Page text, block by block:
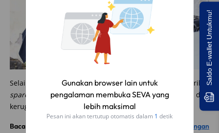
Selain memantau kondisi dan kinerjanya, rajin memeriksa
spare part
mobil juga membuat kamu terhindar dari
kerugian material yang lebih besar.
Baca juga:
Mengenali Ciri-Ciri Aki Rekondisi dan Palsu, Jangan
Saldo E-wallet Untukmu!